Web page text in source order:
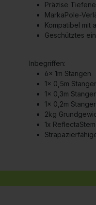
Präzise
MarkaPole-
Kompatibel mit
Geschütztes
Inbegriffen:
6x 1m Stangen
1x 0,5m
1x 0,3m
1x 0,2m
2kg
1x ReflectaStem